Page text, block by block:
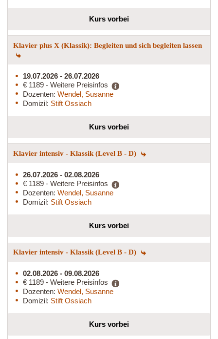
Kurs vorbei
Klavier plus X (Klassik): Begleiten und sich begleiten lassen
19.07.2026 - 26.07.2026
€ 1189 - Weitere Preisinfos
Dozenten: Wendel, Susanne
Domizil: Stift Ossiach
Kurs vorbei
Klavier intensiv - Klassik (Level B - D)
26.07.2026 - 02.08.2026
€ 1189 - Weitere Preisinfos
Dozenten: Wendel, Susanne
Domizil: Stift Ossiach
Kurs vorbei
Klavier intensiv - Klassik (Level B - D)
02.08.2026 - 09.08.2026
€ 1189 - Weitere Preisinfos
Dozenten: Wendel, Susanne
Domizil: Stift Ossiach
Kurs vorbei